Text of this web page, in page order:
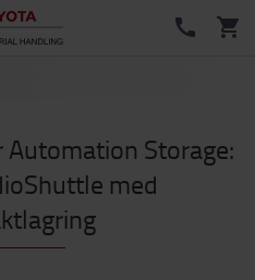
Storage:
med